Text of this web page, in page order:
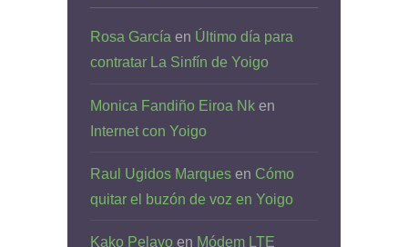
Rosa García en Último día para
contratar La Sinfín de Yoigo
Monica Fandiño Eiroa Nk en
Internet con Yoigo
Raul Ugidos Marques en Cómo
quitar el buzón de voz en Yoigo
Kako Pelayo en Módem LTE